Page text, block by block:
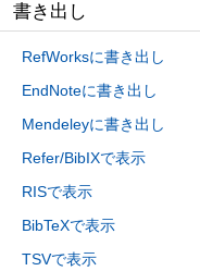
書き出し
RefWorksに書き出し
EndNoteに書き出し
Mendeleyに書き出し
Refer/BibIXで表示
RISで表示
BibTeXで表示
TSVで表示